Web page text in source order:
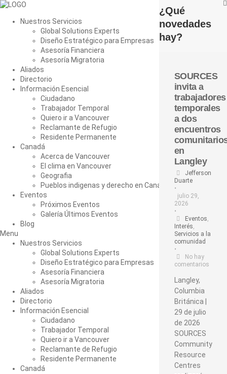
Ir
contenidoNuestros Servicios
Global Solutions Experts
Diseño Estratégico para Empresas
Asesoría Financiera
Asesoría Migratoria
Aliados
Directorio
Información Esencial
Ciudadano
Trabajador Temporal
Quiero ir a Vancouver
Reclamante de Refugio
Residente Permanente
Canadá
Acerca de Vancouver
El clima en Vancouver
Geografia
Pueblos indigenas y derecho en Canadá
Eventos
Próximos Eventos
Galería Últimos Eventos
Blog
Menu
Nuestros Servicios
Global Solutions Experts
Diseño Estratégico para Empresas
Asesoría Financiera
Asesoría Migratoria
Aliados
Directorio
Información Esencial
Ciudadano
Trabajador Temporal
Quiero ir a Vancouver
Reclamante de Refugio
Residente Permanente
Canadá
¿Qué
novedades
hay?
SOURCES
invita a
trabajadores
temporales
a dos
encuentros
en
Langley
Jefferson
Duarte
•
julio 29,
2026
•
Eventos,
Interés,
Servicios a la
comunidad
•
No hay
comentarios
Langley,
Columbia
Británica |
29 de julio
de 2026
SOURCES
Community
Resource
Centres